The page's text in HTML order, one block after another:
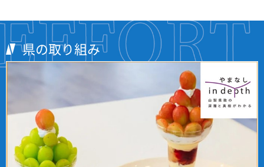
県の取り組み